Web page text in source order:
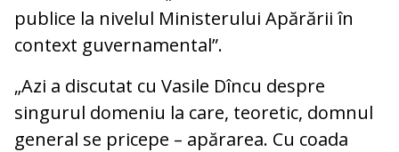
publice la nivelul Ministerului Apărării în
context guvernamental”.
„Azi a discutat cu Vasile Dîncu despre
singurul domeniu la care, teoretic, domnul
general se pricepe – apărarea. Cu coada